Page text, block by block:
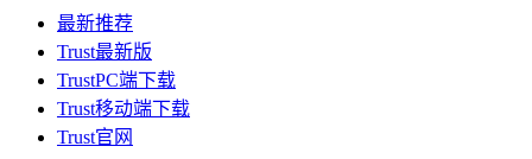
最新推荐
Trust最新版
TrustPC端下载
Trust移动端下载
Trust官网